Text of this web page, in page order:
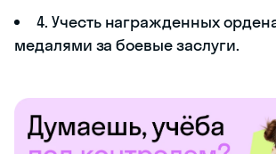
4. Учесть награжденных
медалями за боевые заслуги.